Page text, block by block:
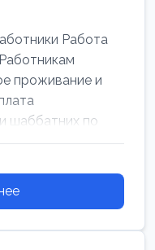
Работа
проживание и
шаббатних по